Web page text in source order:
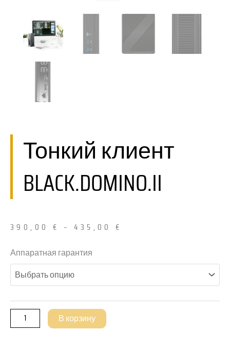
Тонкий клиент
BLACK.DOMINO.II
390,00 € –435,00€
Аппаратная гарантия
Количество
товара
ThinClient
BLACK.DOMINO.II
В корзину